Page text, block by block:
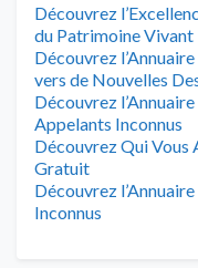
Découvrez
du Patrimoine Vivant
Découvrez
vers de Nouvelles
Découvrez
Appelants Inconnus
Découvrez Qui Vous
Gratuit
Découvrez
Inconnus